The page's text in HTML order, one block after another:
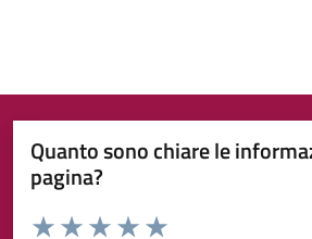
Quanto sono chiare le
pagina?
Valuta da 1 a 5 stelle la pagina